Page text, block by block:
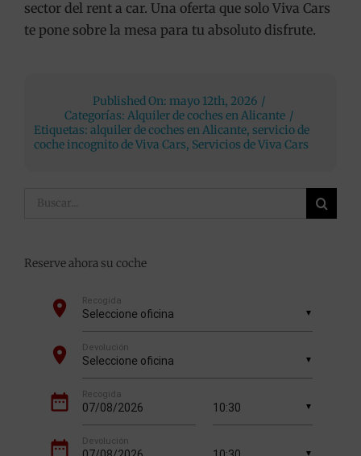
sector del rent a car. Una oferta que solo Viva Cars
te pone sobre la mesa para tu absoluto disfrute.
Published On: mayo 12th, 2026 /
Categorías: Alquiler de coches en Alicante /
Etiquetas: alquiler de coches en Alicante, servicio de
coche incognito de Viva Cars, Servicios de Viva Cars
Buscar:
Reserve ahora su coche